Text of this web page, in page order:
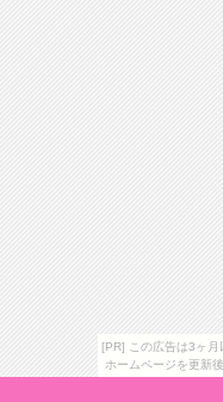
[PR] この広告は3ヶ月
ホームページを更新